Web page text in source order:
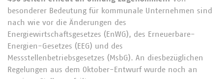
besonderer Bedeutung für kommunale Unternehmen sind
nach wie vor die Änderungen des
Energiewirtschaftsgesetzes (EnWG), des Erneuerbare-
Energien-Gesetzes (EEG) und des
Messstellenbetriebsgesetzes (MsbG). An diesbezüglichen
Regelungen aus dem Oktober-Entwurf wurde noch an